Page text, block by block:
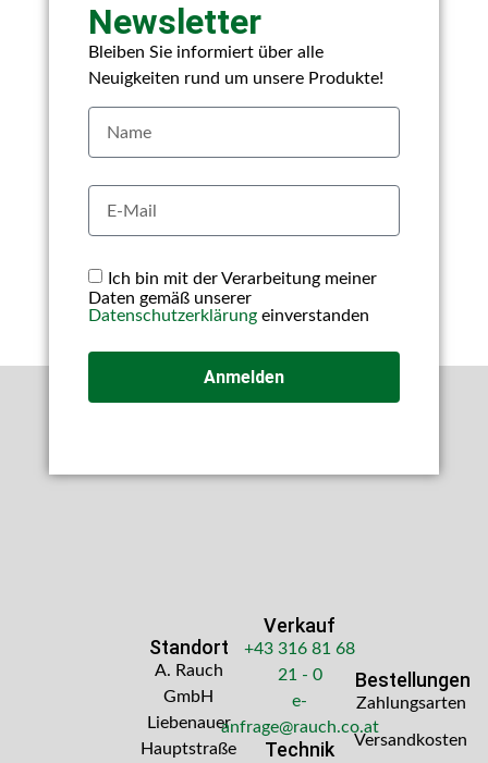
Newsletter
Bleiben Sie informiert über alle
Neuigkeiten rund um unsere Produkte!
Ich bin mit der Verarbeitung meiner
Daten gemäß unserer
Datenschutzerklärungeinverstanden
Anmelden
Standort
A. Rauch
GmbH
Liebenauer
Hauptstraße
Verkauf
+43 316 81 68
21 - 0
e-
anfrage@rauch.co.at
Technik
Bestellungen
Zahlungsarten
Versandkosten